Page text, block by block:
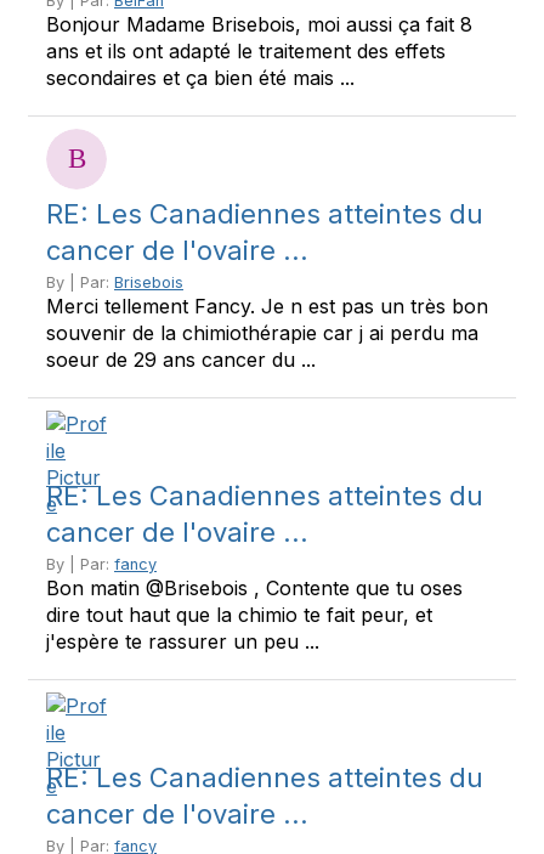
Bonjour Madame Brisebois, moi aussi ça fait 8
ans et ils ont adapté le traitement des effets
secondaires et ça bien été mais ...
RE: Les Canadiennes atteintes du
cancer de l'ovaire ...
By | Par: Brisebois
Merci tellement Fancy. Je n est pas un très bon
souvenir de la chimiothérapie car j ai perdu ma
soeur de 29 ans cancer du ...
RE: Les Canadiennes atteintes du
cancer de l'ovaire ...
By | Par: fancy
Bon matin @Brisebois , Contente que tu oses
dire tout haut que la chimio te fait peur, et
j'espère te rassurer un peu ...
RE: Les Canadiennes atteintes du
cancer de l'ovaire ...
By | Par: fancy